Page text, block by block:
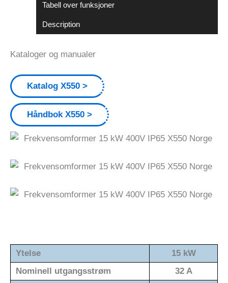
Tabell over funksjoner
Description
Kataloger og manualer
Katalog X550
Håndbok X550
Ytelse
15 kW
Nominell utgangsstrøm
32 A